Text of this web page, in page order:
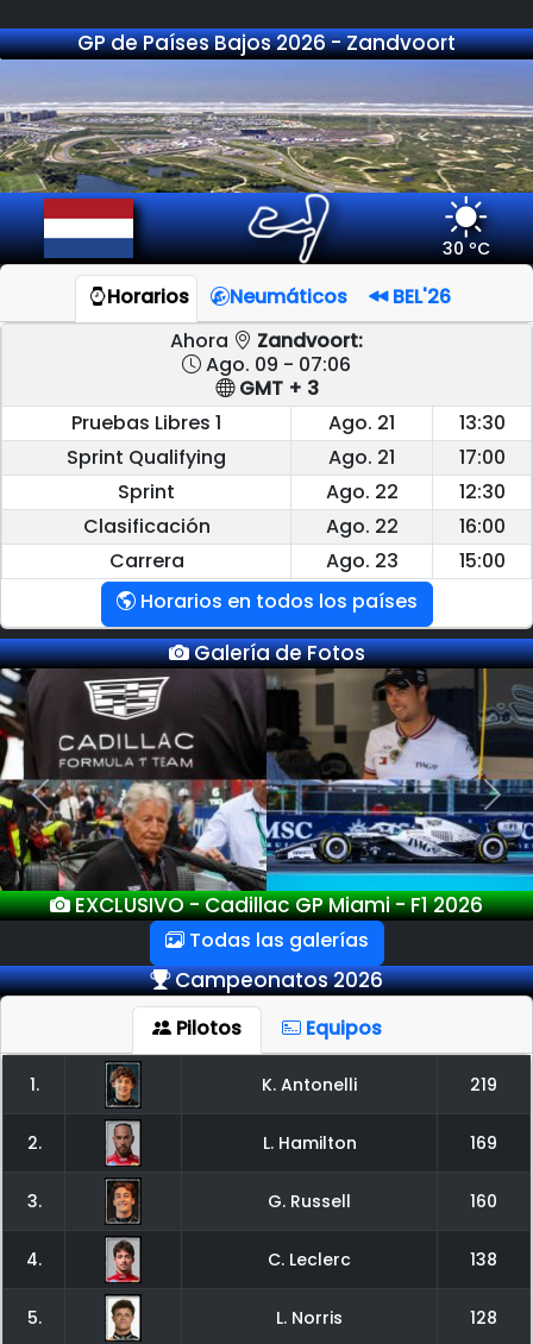
GP de Países Bajos 2026 - Zandvoort
30 ºC
Horarios Neumáticos
BEL'26
Ahora
Zandvoort:
Ago. 09 - 07:06
GMT + 3
Pruebas Libres 1
Ago. 21
13:30
Sprint Qualifying
Ago. 21
17:00
Sprint
Ago. 22
12:30
Clasificación
Ago. 22
16:00
Carrera
Ago. 23
15:00
Horarios en todos los países
Galería de Fotos
EXCLUSIVO - Cadillac GP Miami - F1 2026
Previous Next
Todas las galerías
Campeonatos 2026
Pilotos Equipos
1. K. Antonelli 219
2. L. Hamilton 169
3. G. Russell 160
4. C. Leclerc 138
5. L. Norris 128